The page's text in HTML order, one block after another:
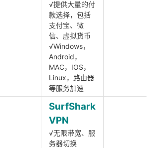
√提供大量的付
款选择，包括
支付宝、微
信、虚拟货币
√Windows，
Android，
MAC，IOS，
Linux，路由器
等服务加速
SurfShark
VPN
√无限带宽、服
务器切换